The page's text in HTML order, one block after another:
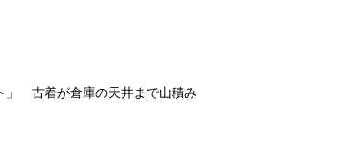
」 古着が倉庫の天井まで山積み